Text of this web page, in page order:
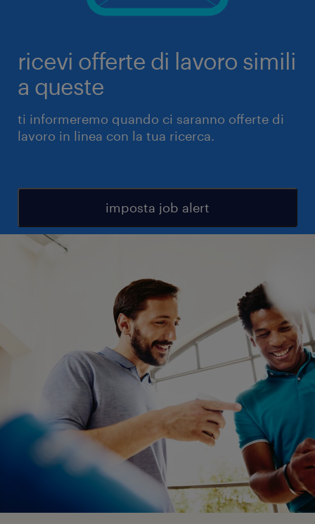
ricevi offerte di lavoro simili
a queste
ti informeremo quando ci saranno offerte di
lavoro in linea con la tua ricerca.
imposta job alert